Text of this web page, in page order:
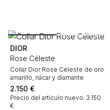
DIOR
Rose Céleste
Collar Dior Rose Céleste de oro
amarillo, nácar y diamante
2.150 €
Precio del artículo nuevo: 3.150
€